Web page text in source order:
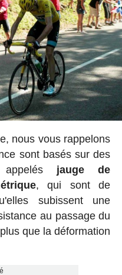
nous vous rappelons
sont basés sur des
appelés jauge de
, qui sont de
subissent une
au passage du
que la déformation